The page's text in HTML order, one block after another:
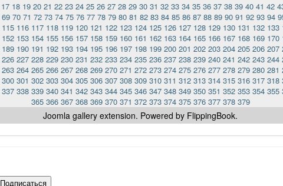
17 18 19 20 21 22 23 24 25 26 27 28 29 30 31 32 33 34 35 36 37 38 39 40 41 42
69 70 71 72 73 74 75 76 77 78 79 80 81 82 83 84 85 86 87 88 89 90 91 92 93 94
115 116 117 118 119 120 121 122 123 124 125 126 127 128 129 130 131 132 133
152 153 154 155 156 157 158 159 160 161 162 163 164 165 166 167 168 169 170
189 190 191 192 193 194 195 196 197 198 199 200 201 202 203 204 205 206 207
226 227 228 229 230 231 232 233 234 235 236 237 238 239 240 241 242 243 244
263 264 265 266 267 268 269 270 271 272 273 274 275 276 277 278 279 280 281
300 301 302 303 304 305 306 307 308 309 310 311 312 313 314 315 316 317 318
337 338 339 340 341 342 343 344 345 346 347 348 349 350 351 352 353 354 355
365 366 367 368 369 370 371 372 373 374 375 376 377 378 379
Joomla gallery extension. Powered by FlippingBook.
Подписаться